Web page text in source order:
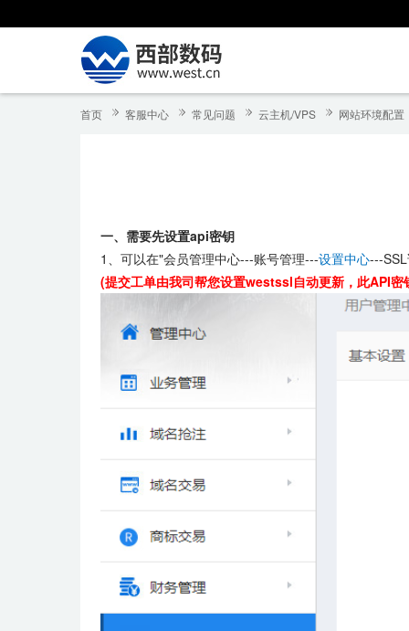
首页 客服中心 常见问题 云主机/VPS 网站环境配置
一、需要先设置api密钥
1、 可以在"会员管理中心---账号管理---设置中心---
(提交工单由我司帮您设置westssl自动更新 ， 此API密